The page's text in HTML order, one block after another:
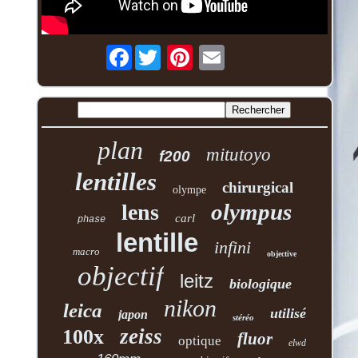
Facebook
plan f200 mitutoyo
lentilles olympe chirurgical
phase lens carl olympus
macro lentille infini objective
objectif leitz biologique
leica japon nikon stéréo utilisé
100x zeiss optique fluor elwd